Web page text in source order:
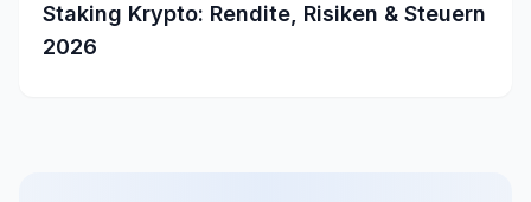
Staking Krypto: Rendite, Risiken & Steuern
2026